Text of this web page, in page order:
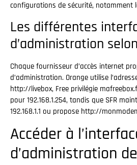
configurations de sécurité, notamment
Les différentes
d’administration
Chaque fournisseur d’accès internet
d’administration. Orange utilise
http://livebox, Free privilégie
pour 192.168.1.254, tandis que SFR
192.168.1.1 ou propose http://
Accéder à
d’administration